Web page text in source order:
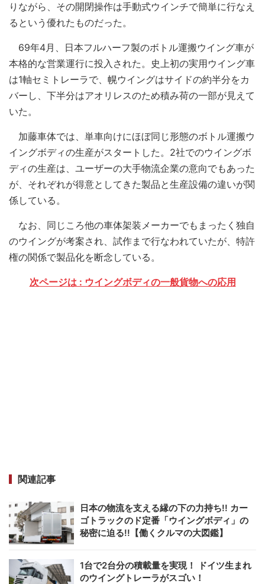
りながら、その開閉操作は手動式ウインチで簡単に行なえ
るという優れたものだった。
69年4月、日本フルハーフ製のボトル運搬ウイング車が
本格的な営業運行に投入された。史上初の実用ウイング車
は1軸セミトレーラで、幌ウイングはサイドの約半分をカ
バーし、下半分はアオリレスのため積み荷の一部が見えて
いた。
加藤車体では、単車向けにほぼ同じ形態のボトル運搬ウ
イングボディの生産がスタートした。2社でのウイングボ
ディの生産は、ユーザーの大手物流企業の意向でもあった
が、それぞれが得意としてきた製品と生産設備の違いが関
係している。
なお、同じころ他の車体架装メーカーでもまったく独自
のウイングが考案され、試作まで行なわれていたが、特許
権の関係で製品化を断念している。
次ページは : ウイングボディの一般貨物への応用
関連記事
日本の物流を支える縁の下の力持ち!! カー
ゴトラックのド定番「ウイングボディ」の
秘密に迫る!!【働くクルマの大図鑑】
1台で2台分の積載量を実現！ ドイツ生まれ
のウイングトレーラがスゴい！